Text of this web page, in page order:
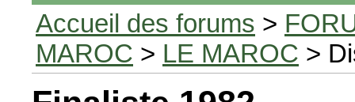
Accueil des forums >
MAROC > LE MAROC >